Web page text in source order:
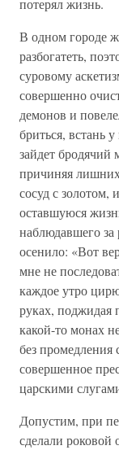
потерял жизнь.
В одном городе
разбогатеть,
суровому
совершенно
демонов и
бриться, встань
зайдет бродячий
причиняя лишних
сосуд с золотом,
оставшуюся
наблюдавшего
осенило: «Вот
мне не
каждое утро
руках, поджидая
какой-то монах
без промедления
совершенное
царскими
Допустим, при
сделали